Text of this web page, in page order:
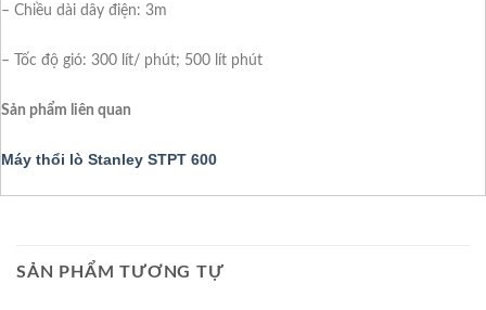
– Chiều dài dây điện: 3m
– Tốc độ gió: 300 lít/ phút; 500 lít phút
Sản phẩm liên quan
Máy thổi lò Stanley STPT 600
SẢN PHẨM TƯƠNG TỰ